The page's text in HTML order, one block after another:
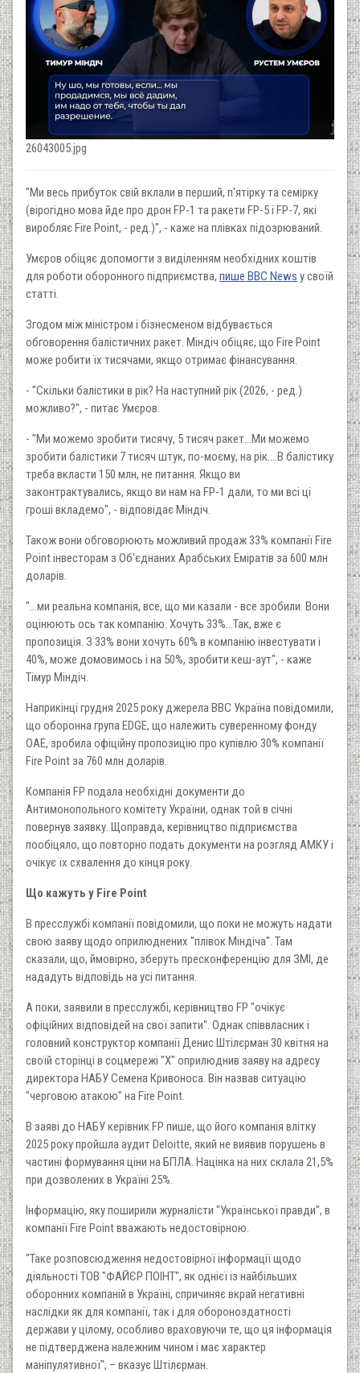
26043005.jpg
"Ми весь прибуток свій вклали в перший, п'ятірку та семірку
(вірогідно мова йде про дрон FP-1 та ракети FP-5 i FP-7, які
виробляє Fire Point, - ред.)", - каже на плівках підозрюваний.
Умєров обіцяє допомогти з виділенням необхідних коштів
для роботи оборонного підприємства, пише ВВС News у своїй
статті.
Згодом між міністром і бізнесменом відбувається
обговорення балістичних ракет. Міндіч обіцяє, що Fire Point
може робити їх тисячами, якщо отримає фінансування.
- "Скільки балістики в рік? На наступний рік (2026, - ред.)
можливо?", - питає Умєров.
- "Ми можемо зробити тисячу, 5 тисяч ракет...Ми можемо
зробити балістики 7 тисяч штук, по-моєму, на рік....В балістику
треба вкласти 150 млн, не питання. Якщо ви
законтрактувались, якщо ви нам на FP-1 дали, то ми всі ці
гроші вкладемо", - відповідає Міндіч.
Також вони обговорюють можливий продаж 33% компанії Fire
Point інвесторам з Об'єднаних Арабських Еміратів за 600 млн
доларів.
"...ми реальна компанія, все, що ми казали - все зробили. Вони
оцінюють ось так компанію. Хочуть 33%...Так, вже є
пропозиція. З 33% вони хочуть 60% в компанію інвестувати і
40%, може домовимось і на 50%, зробити кеш-аут", - каже
Тімур Міндіч.
Наприкінці грудня 2025 року джерела ВВС Україна повідомили,
що оборонна група EDGE, що належить суверенному фонду
ОАЕ, зробила офіційну пропозицію про купівлю 30% компанії
Fire Point за 760 млн доларів.
Компанія FP подала необхідні документи до
Антимонопольного комітету України, однак той в січні
повернув заявку. Щоправда, керівництво підприємства
пообіцяло, що повторно подать документи на розгляд АМКУ і
очікує їх схвалення до кінця року.
Що кажуть у Fire Point
В пресслужбі компанії повідомили, що поки не можуть надати
свою заяву щодо оприлюднених "плівок Міндіча". Там
сказали, що, ймовірно, зберуть пресконференцію для ЗМІ, де
нададуть відповідь на усі питання.
А поки, заявили в пресслужбі, керівництво FP "очікує
офіційних відповідей на свої запити". Однак співвласник і
головний конструктор компанії Денис Штілєрман 30 квітня на
своїй сторінці в соцмережі "Х" оприлюднив заяву на адресу
директора НАБУ Семена Кривоноса. Він назвав ситуацію
"черговою атакою" на Fire Point.
В заяві до НАБУ керівник FP пише, що його компанія влітку
2025 року пройшла аудит Deloitte, який не виявив порушень в
частині формування ціни на БПЛА. Націнка на них склала 21,5%
при дозволених в Україні 25%.
Інформацію, яку поширили журналісти "Української правди", в
компанії Fire Point вважають недостовірною.
"Таке розповсюдження недостовірної інформації щодо
діяльності ТОВ "ФАЙЄР ПОІНТ", як однієї із найбільших
оборонних компаній в Україні, спричиняє вкрай негативні
наслідки як для компанії, так і для обороноздатності
держави у цілому, особливо враховуючи те, що ця інформація
не підтверджена належним чином і має характер
маніпулятивної", – вказує Штілєрман.